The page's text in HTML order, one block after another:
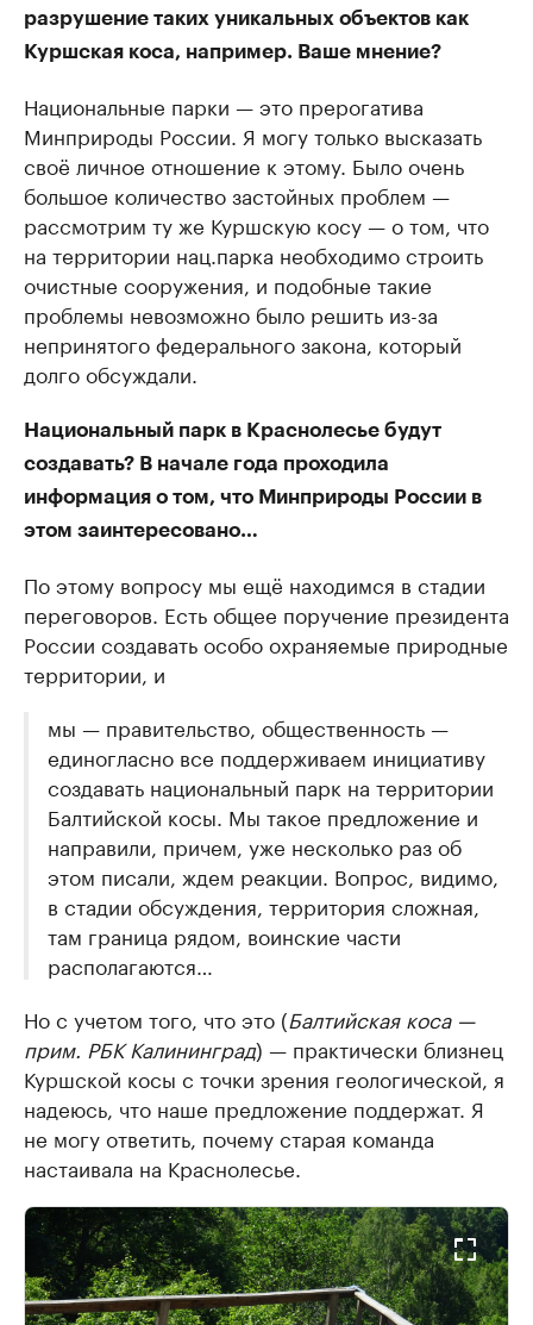
разрушение таких уникальных объектов как
Куршская коса, например. Ваше мнение?
Национальные парки — это прерогатива
Минприроды России. Я могу только высказать
своё личное отношение к этому. Было очень
большое количество застойных проблем —
рассмотрим ту же Куршскую косу — о том, что
на территории нац.парка необходимо строить
очистные сооружения, и подобные такие
проблемы невозможно было решить из-за
непринятого федерального закона, который
долго обсуждали.
Национальный парк в Краснолесье будут
создавать? В начале года проходила
информация о том, что Минприроды России в
этом заинтересовано…
По этому вопросу мы ещё находимся в стадии
переговоров. Есть общее поручение президента
России создавать особо охраняемые природные
территории, и
мы — правительство, общественность —
единогласно все поддерживаем инициативу
создавать национальный парк на территории
Балтийской косы. Мы такое предложение и
направили, причем, уже несколько раз об
этом писали, ждем реакции. Вопрос, видимо,
в стадии обсуждения, территория сложная,
там граница рядом, воинские части
располагаются…
Но с учетом того, что это (Балтийская коса —
прим. РБК Калининград) — практически близнец
Куршской косы с точки зрения геологической, я
надеюсь, что наше предложение поддержат. Я
не могу ответить, почему старая команда
настаивала на Краснолесье.